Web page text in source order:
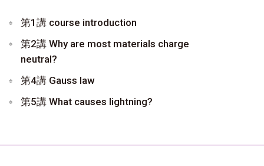
第1講 course introduction
第2講 Why are most materials charge
neutral?
第4講 Gauss law
第5講 What causes lightning?